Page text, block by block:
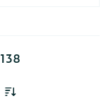
138